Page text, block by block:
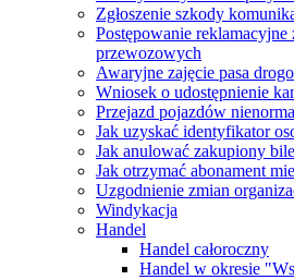
Zgłoszenie szkody
Postępowanie reklamacyjne
przewozowych
Awaryjne zajęcie pasa
Wniosek o udostępnienie
Przejazd pojazdów
Jak uzyskać identyfikator
Jak anulować zakupiony
Jak otrzymać abonament
Uzgodnienie zmian
Windykacja
Handel
Handel całoroczny
Handel w okresie